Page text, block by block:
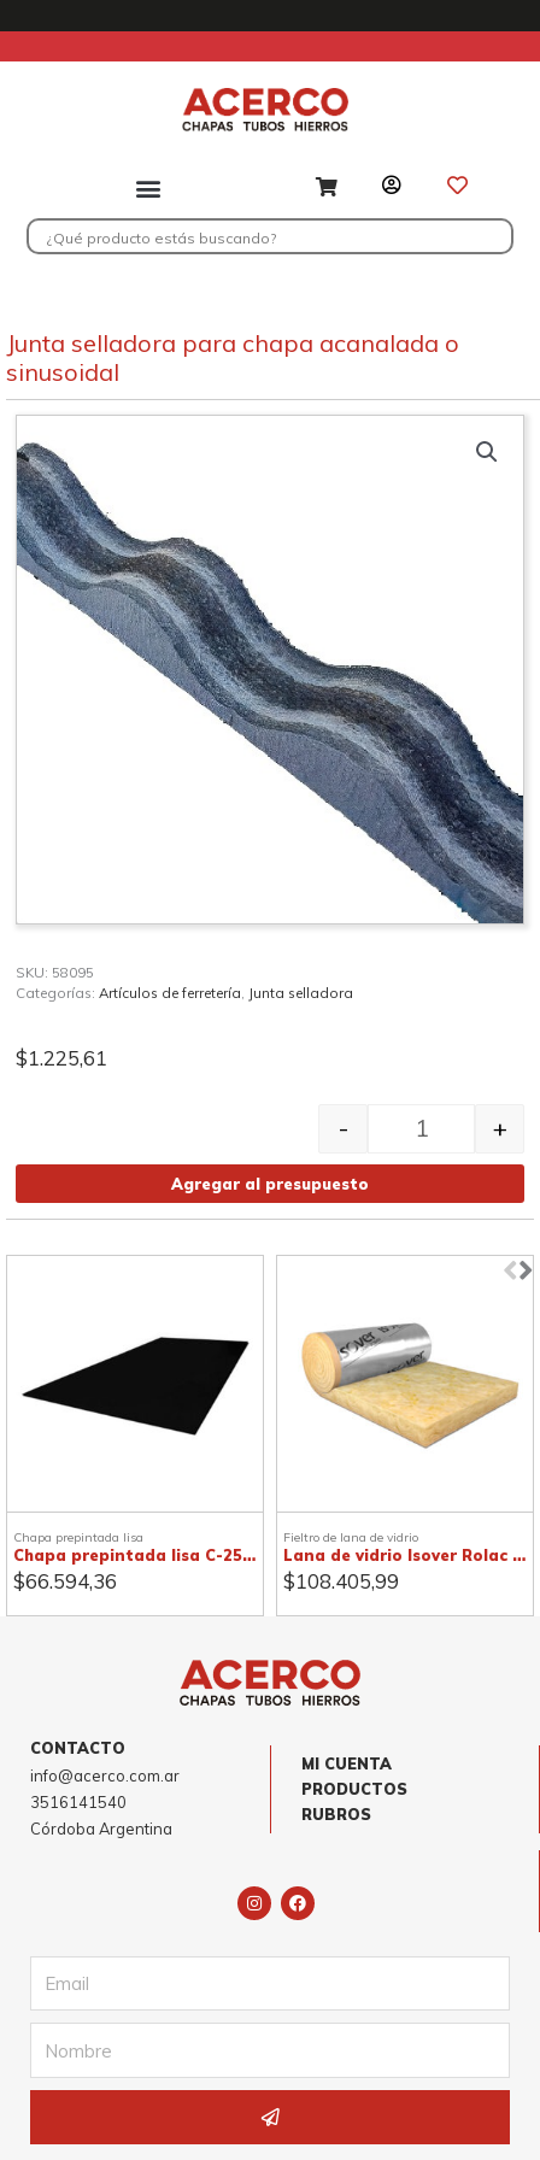
al
contenido
Search
...
Junta selladora para chapa acanalada o
sinusoidal
SKU: 58095
Categorías: Artículos de ferretería, Junta selladora
$1.225,61
- +
Agregar al presupuesto
Chapa prepintada lisa
Chapa prepintada lisa C-25, negra
$66.594,36
Fieltro de lana de vidrio
Lana de vidrio Isover Rolac Plata
$108.405,99
CONTACTO
info@acerco.com.ar
3516141540
Córdoba Argentina
MI CUENTA
PRODUCTOS
RUBROS
I
n
s
a
a
m
F
a
c
b
k
Submit